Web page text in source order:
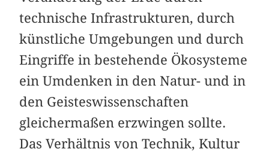
technische Infrastrukturen, durch
künstliche Umgebungen und durch
Eingriffe in bestehende Ökosysteme
ein Umdenken in den Natur- und in
den Geisteswissenschaften
gleichermaßen erzwingen sollte.
Das Verhältnis von Technik, Kultur